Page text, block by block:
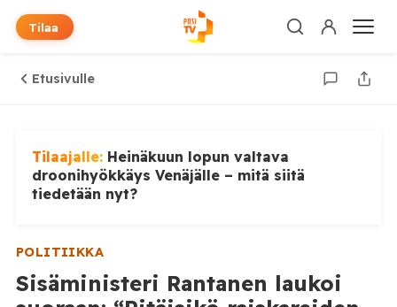
Tilaa
Etusivulle
Tilaajalle: Heinäkuun lopun valtava
droonihyökkäys Venäjälle – mitä siitä
tiedetään nyt?
POLITIIKKA
Sisäministeri Rantanen laukoi